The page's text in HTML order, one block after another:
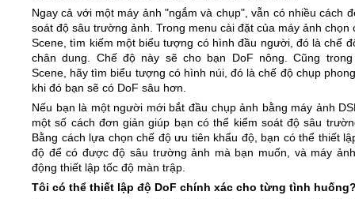
Ngay cả với một máy ảnh "ngắm và chụp", vẫn có nhiều cách
soát độ sâu trường ảnh. Trong menu cài đặt của máy ảnh chọn
Scene, tìm kiếm một biểu tượng có hình đầu người, đó là chế
chân dung. Chế độ này sẽ cho bạn DoF nông. Cũng trong
Scene, hãy tìm biểu tượng có hình núi, đó là chế độ chụp
khi đó bạn sẽ có DoF sâu hơn.
Nếu bạn là một người mới bắt đầu chụp ảnh bằng máy ảnh
một số cách đơn giản giúp bạn có thể kiểm soát độ sâu
Bằng cách lựa chọn chế độ ưu tiên khẩu độ, bạn có thể thiết
độ để có được độ sâu trường ảnh mà bạn muốn, và máy
động thiết lập tốc độ màn trập.
Tôi có thể thiết lập độ DoF chính xác cho từng tình